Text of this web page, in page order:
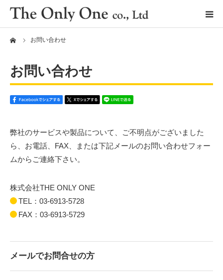
お問い合わせ
お問い合わせ
弊社のサービスや製品について、ご不明点がございました
ら、お電話、FAX、または下記メールのお問い合わせフォー
ムからご連絡下さい。
株式会社THE ONLY ONE
TEL：03-6913-5728
FAX：03-6913-5729
メールでお問合せの方
セラミックタイル
レベリングシステム （Fixplus）
タイルクリップ（Fixplus）
デジタルサインタイル